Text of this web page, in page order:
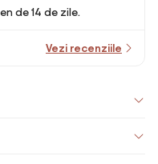
de 14 de zile.
Vezi recenziile